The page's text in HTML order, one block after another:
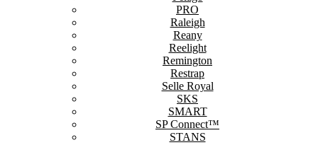
PRO
Raleigh
Reany
Reelight
Remington
Restrap
Selle Royal
SKS
SMART
SP Connect™
STANS